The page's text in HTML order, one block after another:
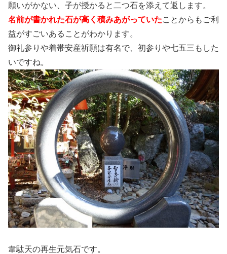
願いがかない、子が授かると二つ石を添えて返します。
名前が書かれた石が高く積みあがっていたことからもご利
益がすごいあることがわかります。
御礼参りや着帯安産祈願は有名で、初参りや七五三もした
いですね。
韋駄天の再生元気石です。